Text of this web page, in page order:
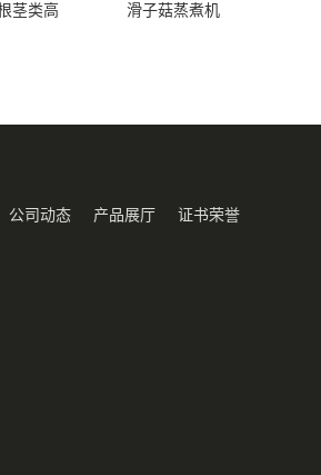
茎类高
滑子菇蒸煮机
公司动态 产品展厅 证书荣誉